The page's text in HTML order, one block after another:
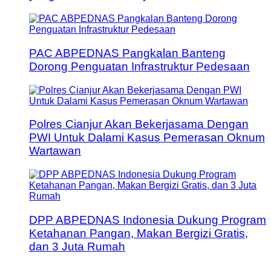
PAC ABPEDNAS Pangkalan Banteng
Dorong Penguatan Infrastruktur Pedesaan
Polres Cianjur Akan Bekerjasama Dengan
PWI Untuk Dalami Kasus Pemerasan Oknum
Wartawan
DPP ABPEDNAS Indonesia Dukung Program
Ketahanan Pangan, Makan Bergizi Gratis,
dan 3 Juta Rumah